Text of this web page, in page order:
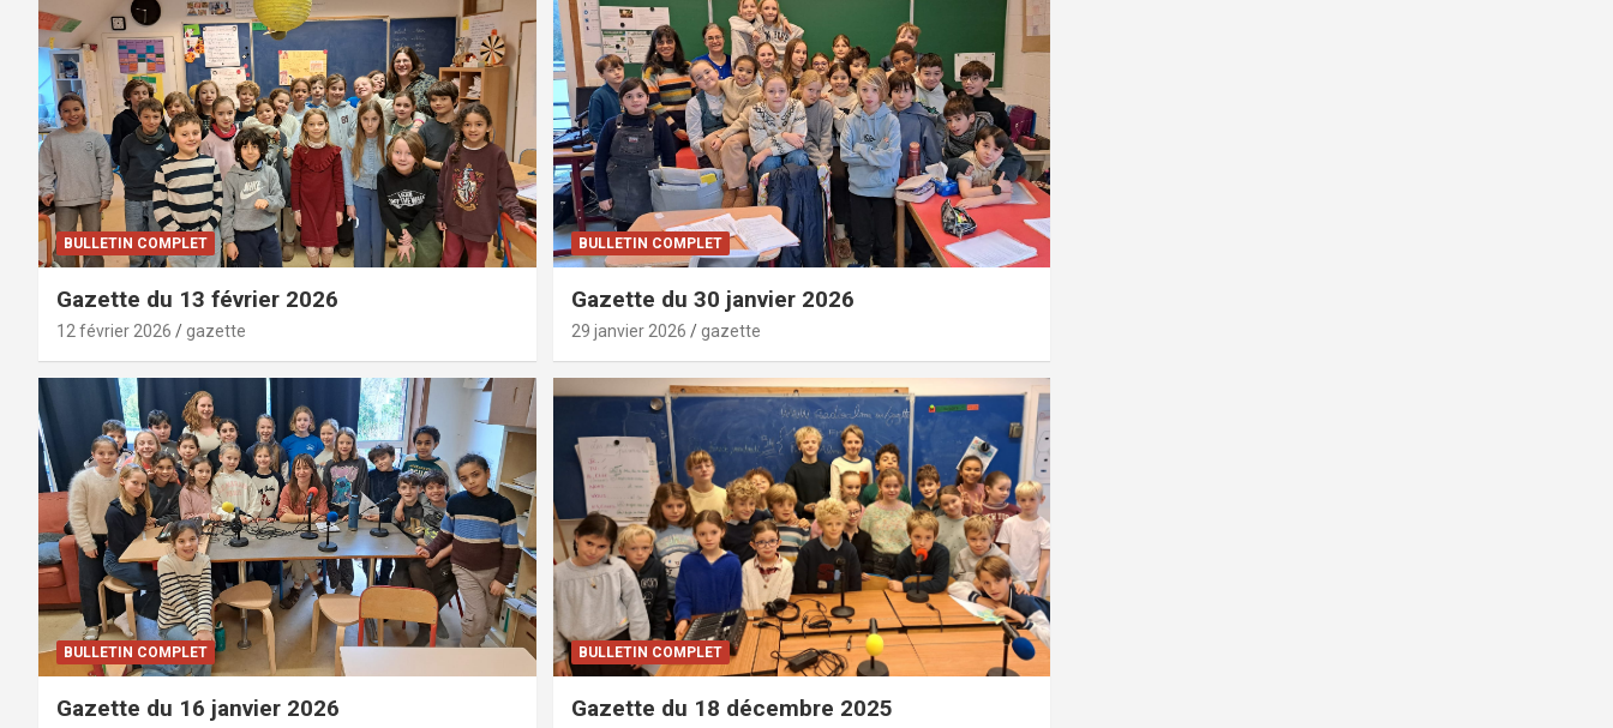
BULLETIN COMPLET
Gazette du 13 février 2026
12 février 2026 gazette
BULLETIN COMPLET
Gazette du 30 janvier 2026
29 janvier 2026 gazette
BULLETIN COMPLET
Gazette du 16 janvier 2026
BULLETIN COMPLET
Gazette du 18 décembre 2025